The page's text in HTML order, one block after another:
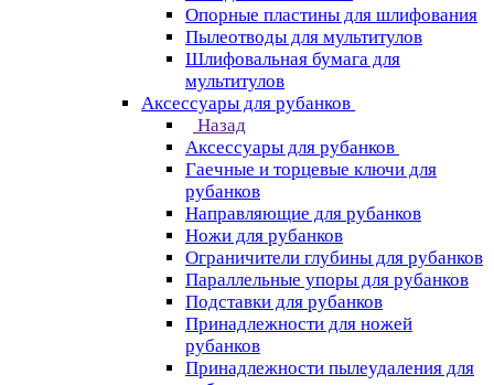
Опорные пластины для шлифования
Пылеотводы для мультитулов
Шлифовальная бумага для
мультитулов
Аксессуары для рубанков
Назад
Аксессуары для рубанков
Гаечные и торцевые ключи для
рубанков
Направляющие для рубанков
Ножи для рубанков
Ограничители глубины для рубанков
Параллельные упоры для рубанков
Подставки для рубанков
Принадлежности для ножей
рубанков
Принадлежности пылеудаления для